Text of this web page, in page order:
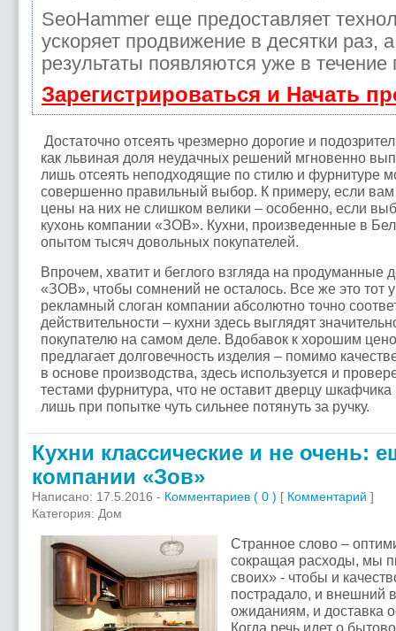
SeoHammer еще предоставляет
ускоряет продвижение в десятки раз,
результаты появляются уже в
Зарегистрироваться и Начать
Достаточно отсеять чрезмерно дорогие и
как львиная доля неудачных решений мгновенно
лишь отсеять неподходящие по стилю и фурнитуре
совершенно правильный выбор. К примеру, если
цены на них не слишком велики – особенно, если
кухонь компании «ЗОВ». Кухни, произведенные в
опытом тысяч довольных покупателей.
Впрочем, хватит и беглого взгляда на продуманные
«ЗОВ», чтобы сомнений не осталось. Все же это тот
рекламный слоган компании абсолютно точно
действительности – кухни здесь выглядят
покупателю на самом деле. Вдобавок к хорошим
предлагает долговечность изделия – помимо
в основе производства, здесь используется и
тестами фурнитура, что не оставит дверцу
лишь при попытке чуть сильнее потянуть за ручку.
Кухни классические и не очень:
компании «Зов»
Написано: 17.5.2016 - Комментариев ( 0 ) [ Комментарий ]
Категория: Дом
Странное слово –
сокращая расходы, мы
своих» - чтобы и
пострадало, и внешний
ожиданиям, и доставка
Когда речь идет о